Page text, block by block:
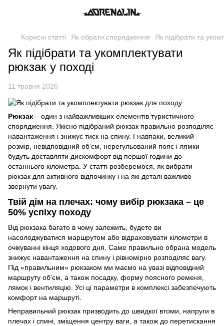
Корисні статті Як обрати спорядження Як підібрати та
Як підібрати та укомплектувати
рюкзак у поході
11 травня 2026
Рюкзак – один з найважливіших елементів туристичного
спорядження. Якісно підібраний рюкзак правильно розподіляє
навантаження і знижує тиск на спину. І навпаки, великий
розмір, невідповідний об’єм, нерегульований пояс і лямки
будуть доставляти дискомфорт від першої години до
останнього кілометра. У статті розберемося, як вибрати
рюкзак для активного відпочинку і на які деталі важливо
звернути увагу.
Твій дім на плечах: чому вибір рюкзака – це
50% успіху походу
Від рюкзака багато в чому залежить, будете ви
насолоджуватися маршрутом або відраховувати кілометри в
очікуванні кінця ходового дня. Саме правильно обрана модель
знижує навантаження на спину і рівномірно розподіляє вагу.
Під «правильним» рюкзаком ми маємо на увазі відповідний
маршруту об’єм, а також посадку, форму поясного ременя,
лямок і вентиляцію. Усі ці параметри в комплексі забезпечують
комфорт на маршруті.
Неправильний рюкзак призводить до швидкої втоми, напруги в
плечах і спині, зміщення центру ваги, а також до перетискання